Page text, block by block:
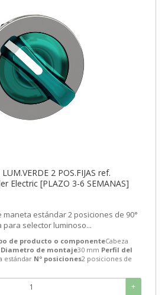
2 POS.FIJAS ref.
Electric [PLAZO 3-6 SEMANAS]
maneta estándar 2 posiciones de 90°
para selector luminoso...
de producto o componenteCabeza
Diametro de montaje30 mm Perfil del
estándar Nº posiciones2 posiciones de
+